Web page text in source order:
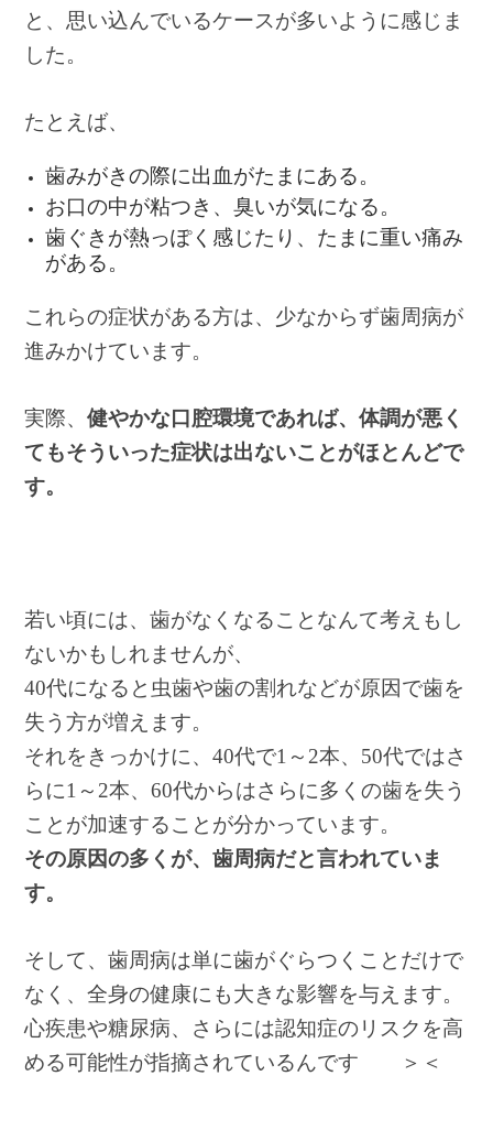
と、思い込んでいるケースが多いように感じま
した。
たとえば、
歯みがきの際に出血がたまにある。
お口の中が粘つき、臭いが気になる。
歯ぐきが熱っぽく感じたり、たまに重い痛み
がある。
これらの症状がある方は、少なからず歯周病が
進みかけています。
実際、健やかな口腔環境であれば、体調が悪く
てもそういった症状は出ないことがほとんどで
す。
若い頃には、歯がなくなることなんて考えもし
ないかもしれませんが、
40代になると虫歯や歯の割れなどが原因で歯を
失う方が増えます。
それをきっかけに、40代で1～2本、50代ではさ
らに1～2本、60代からはさらに多くの歯を失う
ことが加速することが分かっています。
その原因の多くが、歯周病だと言われていま
す。
そして、歯周病は単に歯がぐらつくことだけで
なく、全身の健康にも大きな影響を与えます。
心疾患や糖尿病、さらには認知症のリスクを高
める可能性が指摘されているんです ＞＜